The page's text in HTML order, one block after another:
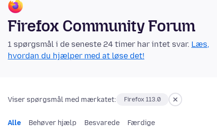
Firefox Community Forum
1 spørgsmål i de seneste 24 timer har intet svar. Læs,
hvordan du hjælper med at løse det!
Viser spørgsmål med mærkatet: Firefox 113.0
Alle Behøver hjælp Besvarede Færdige